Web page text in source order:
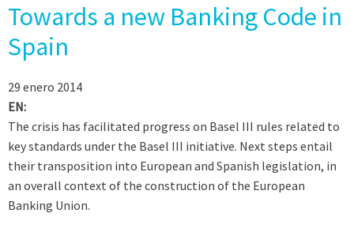
Towards a new Banking Code in
Spain
29 enero 2014
EN:
The crisis has facilitated progress on Basel III rules related to
key standards under the Basel III initiative. Next steps entail
their transposition into European and Spanish legislation, in
an overall context of the construction of the European
Banking Union.